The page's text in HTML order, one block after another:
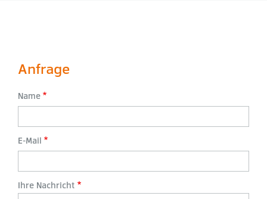
Anfrage
Name
E-Mail
Ihre Nachricht